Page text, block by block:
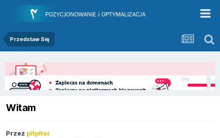
Przedstaw Się
Witam
Przez pitpiter